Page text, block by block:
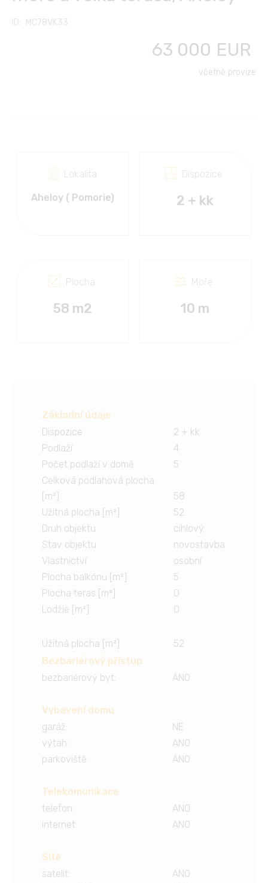
Další služby
FC FINANCE-CONSULT
English
Български
Kontakt
MC78VK33
63 000 EUR
včetně provize
Lokalita
Aheloy ( Pomorie)
Dispozice
2 + kk
Plocha
58 m2
Moře
10 m
Základní údaje
Dispozice
2 + kk
Podlaží
4
Počet podlaží v domě
5
Celková podlahová plocha
[m²]
58
Užitná plocha [m²]
52
Druh objektu
cihlový
Stav objektu
novostavba
Vlastnictví
osobní
Plocha balkónu [m²]
5
Plocha teras [m²]
0
Lodžie [m²]
0
Užitná plocha [m²]
52
Bezbariérový přístup
bezbariérový byt: ANO
Vybavení domu
garáž:
NE
výtah:
ANO
parkoviště: ANO
Telekomunikace
telefon:
ANO
internet: ANO
Sítě
satelit:
ANO